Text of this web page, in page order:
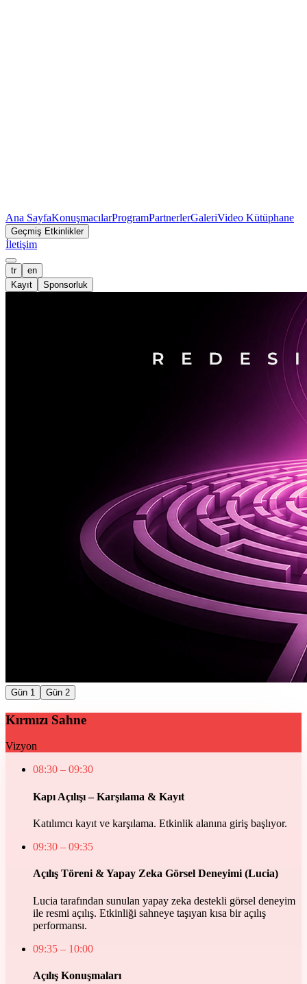
Ana SayfaKonuşmacılarProgramPartnerlerGaleriVideo Kütüphane
Geçmiş Etkinlikler
İletişim
tr
en
Kayıt
Sponsorluk
Gün 1 Gün 2
Kırmızı Sahne
Vizyon
08:30 – 09:30
Kapı Açılışı – Karşılama & Kayıt
Katılımcı kayıt ve karşılama. Etkinlik alanına giriş başlıyor.
09:30 – 09:35
Açılış Töreni & Yapay Zeka Görsel Deneyimi (Lucia)
Lucia tarafından sunulan yapay zeka destekli görsel deneyim
ile resmi açılış. Etkinliği sahneye taşıyan kısa bir açılış
performansı.
09:35 – 10:00
Açılış Konuşmaları